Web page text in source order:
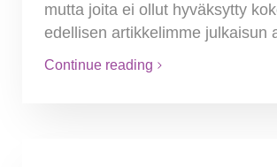
mutta joita ei ollut hyväksytty
edellisen artikkelimme julkaisun
Continue reading